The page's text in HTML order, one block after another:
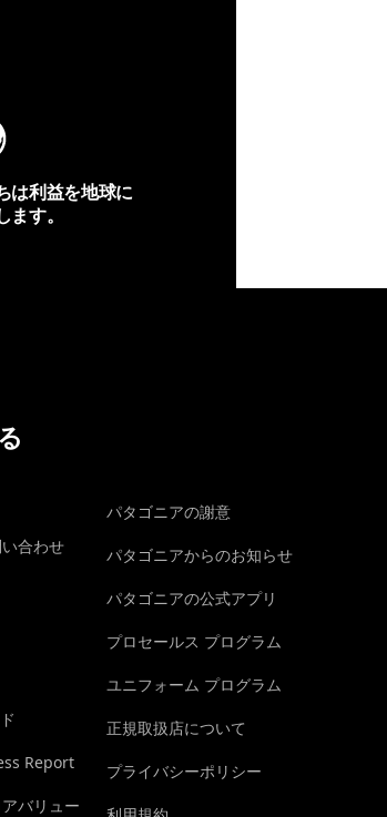
は利益を地球に
ます。
合わせ
Report
バリュー
パタゴニアの謝意
パタゴニアからのお知らせ
パタゴニアの公式アプリ
プロセールス プログラム
ユニフォーム プログラム
正規取扱店について
プライバシーポリシー